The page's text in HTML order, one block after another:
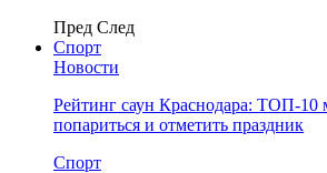
Пред След
Спорт
Новости
Рейтинг саун Краснодара: ТОП-10
попариться и отметить праздник
Спорт